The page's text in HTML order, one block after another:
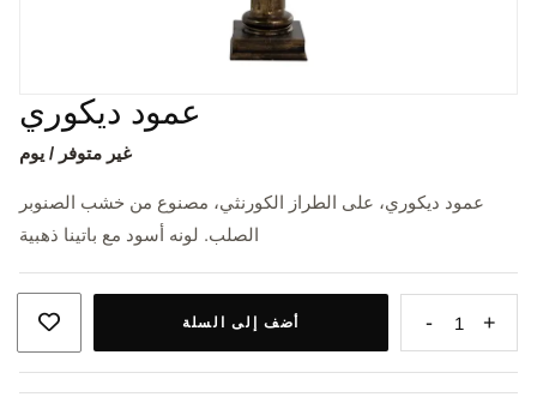
عمود ديكوري
غير متوفر / يوم
عمود ديكوري، على الطراز الكورنثي، مصنوع من خشب الصنوبر
الصلب. لونه أسود مع باتينا ذهبية
+
1
- أضف إلى السلة